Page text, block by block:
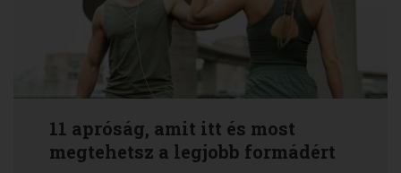
11 apróság, amit itt és most
megtehetsz a legjobb formádért